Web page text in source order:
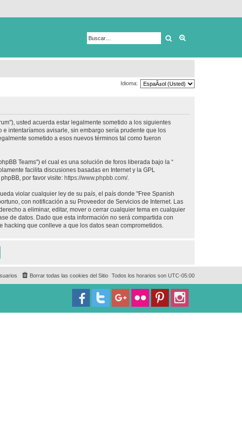
Buscar
Idioma:
usted acuerda estar legalmente sometido a los siguientes
intentaríamos avisarle, sin embargo sería prudente que los
sometido a esos nuevos términos tal como fueron
Teams") el cual es una solución de foros liberada bajo la “
facilita discusiones basadas en Internet y la GPL
por favor visite: https://www.phpbb.com/.
violar cualquier ley de su país, el país donde "Free Spanish
con notificación a su Proveedor de Servicios de Internet. Las
a eliminar, editar, mover o cerrar cualquier tema en cualquier
de datos. Dado que esta información no será compartida con
que conlleve a que los datos sean comprometidos.
Todos los horarios son UTC-05:00
Borrar todas las cookies del Sitio